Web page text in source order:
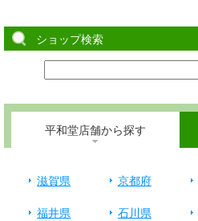
ショップ検索
平和堂店舗から探す
滋賀県 京都府
福井県
石川県